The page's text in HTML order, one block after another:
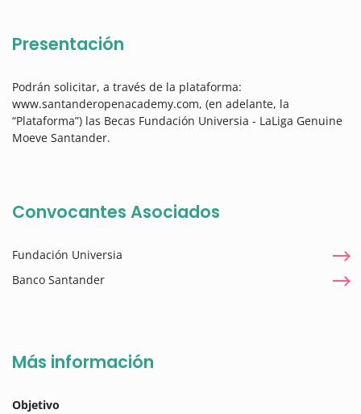
Presentación
Podrán solicitar, a través de la plataforma:
www.santanderopenacademy.com, (en adelante, la
“Plataforma”) las Becas Fundación Universia - LaLiga Genuine
Moeve Santander.
Convocantes Asociados
Fundación Universia
Banco Santander
Más información
Objetivo